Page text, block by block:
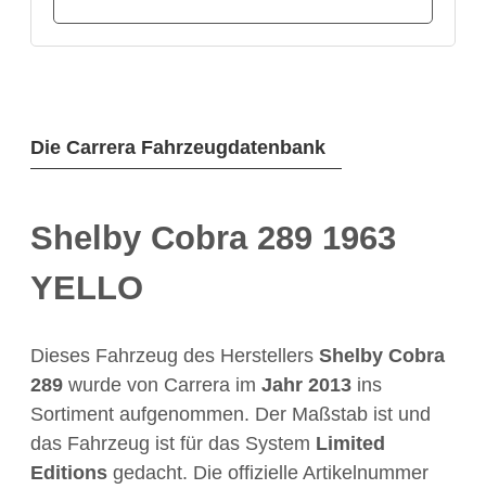
Die Carrera Fahrzeugdatenbank
Shelby Cobra 289 1963
YELLO
Dieses Fahrzeug des Herstellers Shelby Cobra
289 wurde von Carrera im Jahr 2013 ins
Sortiment aufgenommen. Der Maßstab ist und
das Fahrzeug ist für das System Limited
Editions gedacht. Die offizielle Artikelnummer